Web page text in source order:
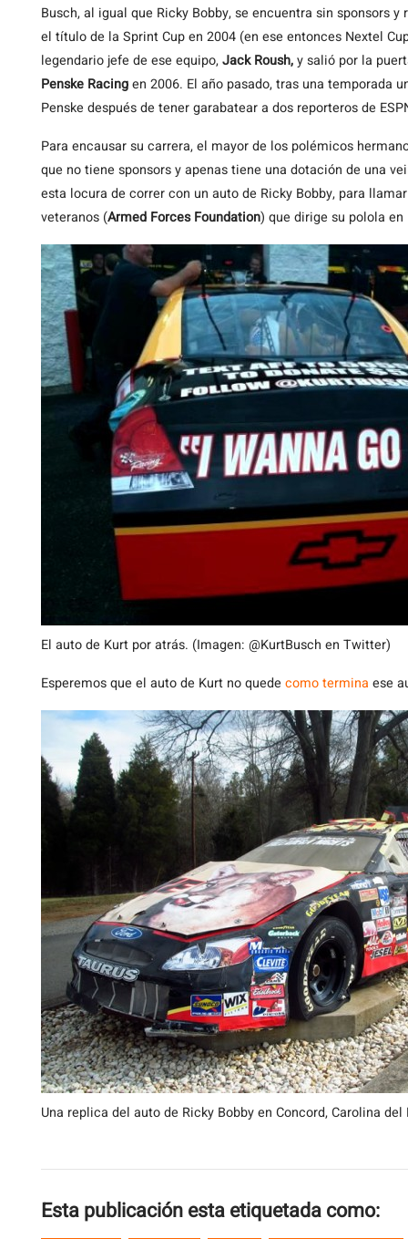
Busch, al igual que Ricky Bobby, se encuentra sin sponsors
el título de la Sprint Cup en 2004 (en ese entonces Nextel
legendario jefe de ese equipo,Jack Roush,y salió por la
Penske Racingen 2006. El año pasado, tras una temporada
Penske después de tener garabatear a dos reporteros de
Para encausar su carrera, el mayor de los polémicos
que no tiene sponsors y apenas tiene una dotación de una
esta locura de correr con un auto de Ricky Bobby, para
veteranos (Armed Forces Foundation) que dirige su polola en
El auto de Kurt por atrás. (Imagen: @KurtBusch en Twitter)
Esperemos que el auto de Kurt no quede como termina ese
Una replica del auto de Ricky Bobby en Concord, Carolina del
Esta publicación esta etiquetada como: